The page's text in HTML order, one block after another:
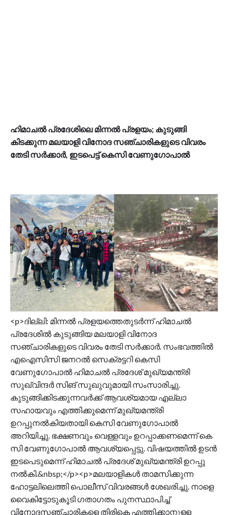
ഹിമാചൽ പ്രദേശിലെ മിന്നൽ പ്രളയം; കുടുങ്ങി
കിടക്കുന്ന മലയാളി വിനോദ സഞ്ചാരികളുടെ വിവരം
തേടി സര്‍ക്കാര്‍, ഇടപെട്ട് കെസി വേണുഗോപാൽ
<p>ദില്ലി: മിന്നൽ പ്രളയത്തെതുടര്‍ന്ന് ഹിമാചൽ
പ്രദേശിൽ കുടുങ്ങിയ മലയാളി വിനോദ
സഞ്ചാരികളുടെ വിവരം തേടി സര്‍ക്കാര്‍. സംഭവത്തിൽ
എഐസിസി ജനറൽ സെക്രട്ടറി കെസി
വേണുഗോപാൽ ഹിമാചൽ പ്രദേശ് മുഖ്യമന്ത്രി
സുഖ്വിന്ദര്‍ സിങ് സുഖുവുമായി സംസാരിച്ചു.
കുടുങ്ങിക്കിടക്കുന്നവർക്ക് ആവശ്യമായ എല്ലാ
സഹായവും എത്തിക്കുമെന്ന് മുഖ്യമന്ത്രി
ഉറപ്പുനൽകിയതായി കെസി വേണുഗോപാൽ
അറിയിച്ചു. ഭക്ഷണവും വെള്ളവും ഉറപ്പാക്കണമെന്ന് കെ
സി വേണുഗോപാൽ ആവശ്യപ്പെട്ടു. വിഷയത്തിൽ ഉടൻ
ഇടപെടുമെന്ന് ഹിമാചൽ പ്രദേശ് മുഖ്യമന്ത്രി ഉറപ്പു
നൽകി.&nbsp;</p><p>മലയാളികൾ താമസിക്കുന്ന
ഹോട്ടലിലെത്തി പൊലീസ് വിവരങ്ങൾ ശേഖരിച്ചു. നാളെ
വൈകിട്ടോടുകൂടി ഗതാഗതം പുനസ്ഥാപിച്ച്
വിനോദസഞ്ചാരികളെ തിരികെ എത്തിക്കാനുള്ള